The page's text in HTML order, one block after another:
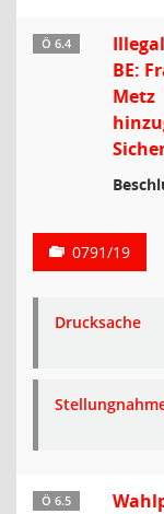
Ö 6.4
BE:
Metz
0791/19
Drucksache
Ö 6.5